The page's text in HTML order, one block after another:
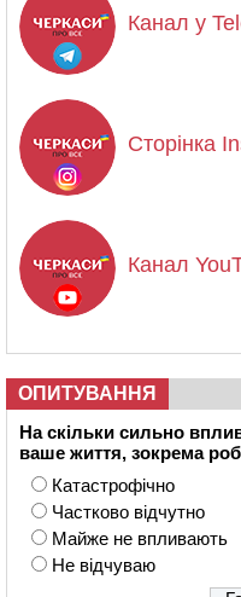
Канал у
Сторінка
Канал
ОПИТУВАННЯ
На скільки сильно
ваше життя, зокрема
Катастрофічно
Частково відчутно
Майже не впливають
Не відчуваю